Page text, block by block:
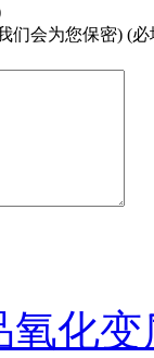
们会为您保密) (必
化